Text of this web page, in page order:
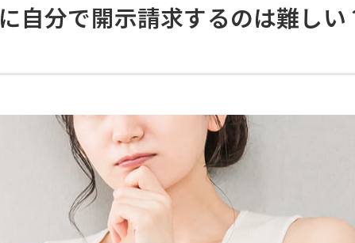
自分で開示請求するのは難し